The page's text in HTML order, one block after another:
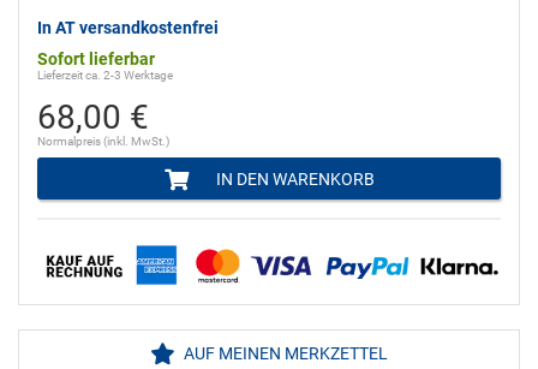
In AT versandkostenfrei
Sofort lieferbar
Lieferzeit ca. 2-3 Werktage
68,00 €
Normalpreis (inkl. MwSt.)
IN DEN WARENKORB
AUF MEINEN MERKZETTEL